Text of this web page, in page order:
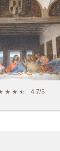
★ ★ ★
☆ 4.7/5